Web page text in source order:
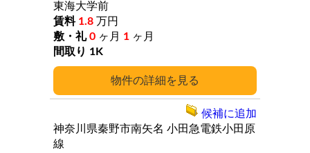
詳細
東海大学前
1.8 万円
0 ヶ月 1 ヶ月
1K
神奈川県秦野市南矢名 小田急電鉄小田原
線
候補に追加